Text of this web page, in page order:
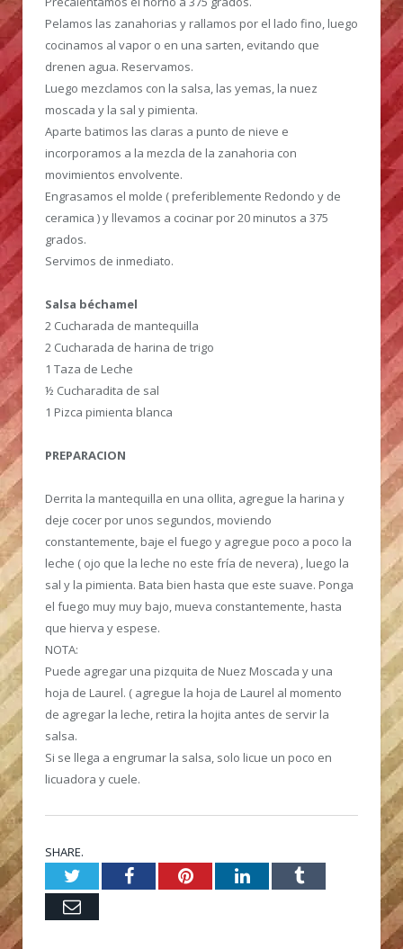
Pelamos las zanahorias y rallamos por el lado fino, luego
cocinamos al vapor o en una sarten, evitando que
drenen agua. Reservamos.
Luego mezclamos con la salsa, las yemas, la nuez
moscada y la sal y pimienta.
Aparte batimos las claras a punto de nieve e
incorporamos a la mezcla de la zanahoria con
movimientos envolvente.
Engrasamos el molde ( preferiblemente Redondo y de
ceramica ) y llevamos a cocinar por 20 minutos a 375
grados.
Servimos de inmediato.
Salsa béchamel
2 Cucharada de mantequilla
2 Cucharada de harina de trigo
1 Taza de Leche
½ Cucharadita de sal
1 Pizca pimienta blanca
PREPARACION
Derrita la mantequilla en una ollita, agregue la harina y
deje cocer por unos segundos, moviendo
constantemente, baje el fuego y agregue poco a poco la
leche ( ojo que la leche no este fría de nevera) , luego la
sal y la pimienta. Bata bien hasta que este suave. Ponga
el fuego muy muy bajo, mueva constantemente, hasta
que hierva y espese.
NOTA:
Puede agregar una pizquita de Nuez Moscada y una
hoja de Laurel. ( agregue la hoja de Laurel al momento
de agregar la leche, retira la hojita antes de servir la
salsa.
Si se llega a engrumar la salsa, solo licue un poco en
licuadora y cuele.
SHARE.
TwitterFacebookPinterestLinkedInTumblr
Email